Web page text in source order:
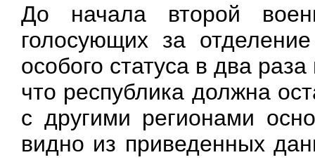
До начала второй
голосующих за
особого статуса в два
что республика должна
с другими регионами
видно из приведенных